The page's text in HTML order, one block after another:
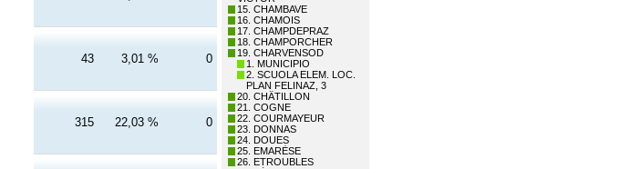
43 3,01 % 0
315 22,03 % 0
15. CHAMBAVE
16. CHAMOIS
17. CHAMPDEPRAZ
18. CHAMPORCHER
19. CHARVENSOD
1. MUNICIPIO
2. SCUOLA ELEM. LOC.
PLAN FELINAZ, 3
20. CHÂTILLON
21. COGNE
22. COURMAYEUR
23. DONNAS
24. DOUES
25. EMARÈSE
26. ETROUBLES